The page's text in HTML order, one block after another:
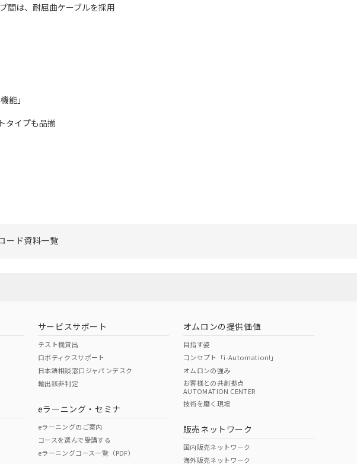
間は、耐屈曲ケーブルを採用
能」
タイプも品揃
ード資料一覧
サービスサポート
テスト機貸出
ロボティクスサポート
日本語相談窓口ジャパンデスク
輸出該非判定
eラーニング・セミナ
eラーニングのご案内
コースを選んで受講する
eラーニングコース一覧（PDF）
オムロンの提供価値
目指す姿
コンセプト「i-Automation!」
オムロンの強み
お客様との共創拠点
AUTOMATION CENTER
技術を磨く現場
販売ネットワーク
国内販売ネットワーク
海外販売ネットワーク